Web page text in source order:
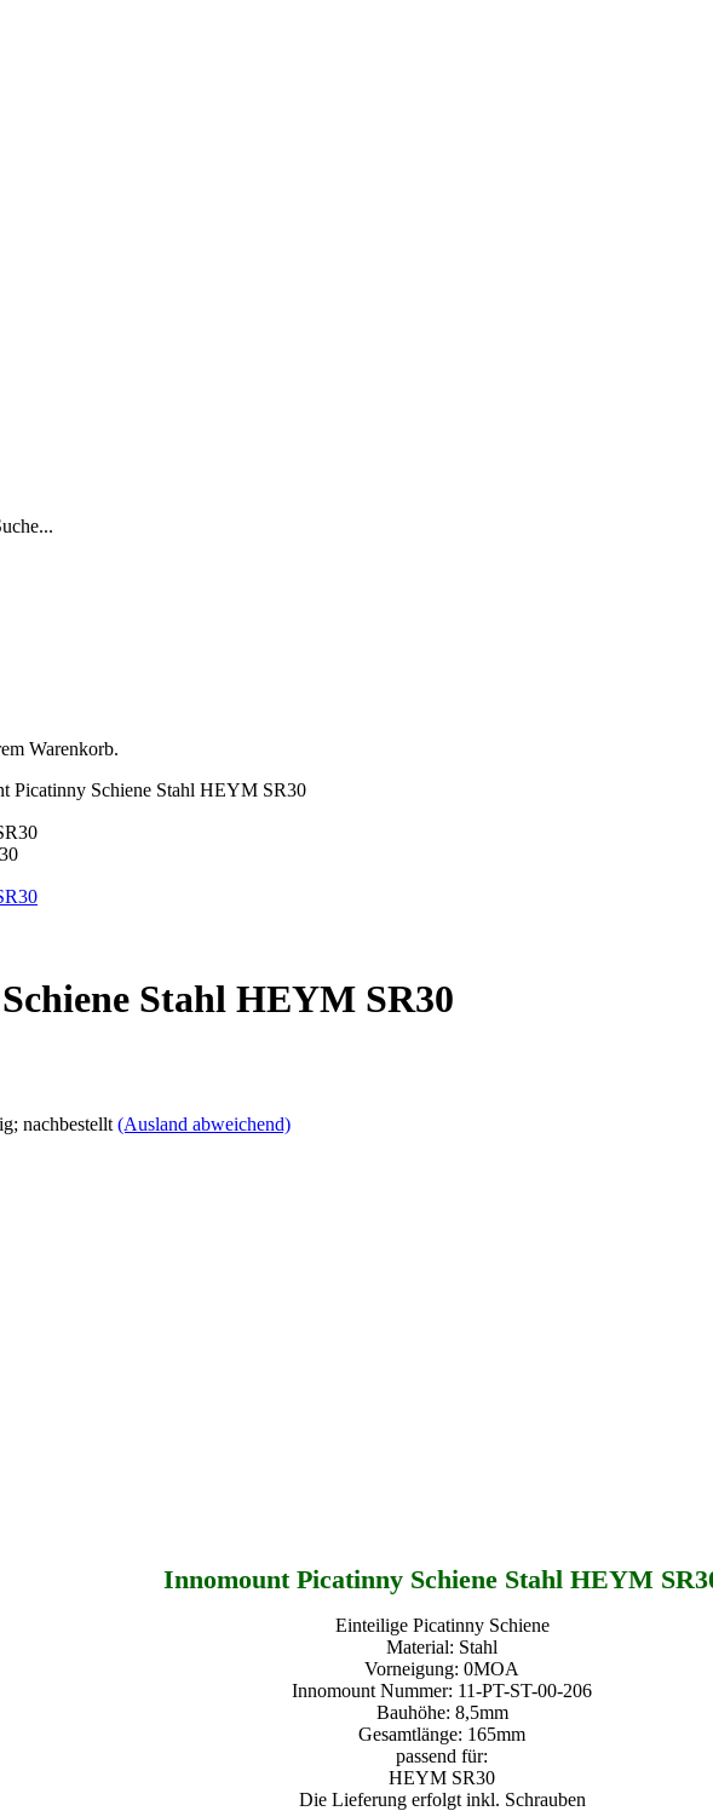
Warenkorb.
Picatinny Schiene Stahl HEYM SR30
Stahl HEYM SR30
nachbestellt (Ausland abweichend)
Innomount Picatinny Schiene Stahl HEYM
Einteilige Picatinny Schiene
Material: Stahl
Vorneigung: 0MOA
Innomount Nummer: 11-PT-ST-00-206
Bauhöhe: 8,5mm
Gesamtlänge: 165mm
passend für:
HEYM SR30
Die Lieferung erfolgt inkl. Schrauben